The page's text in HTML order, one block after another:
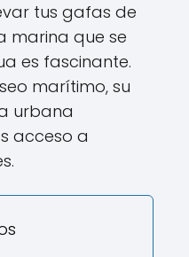
tus gafas de
marina que se
es fascinante.
marítimo, su
urbana
acceso a